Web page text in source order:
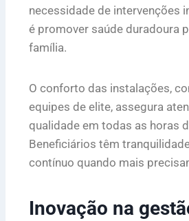
necessidade de intervenções
é promover saúde duradoura
família.
O conforto das instalações,
equipes de elite, assegura
qualidade em todas as horas
Beneficiários têm
contínuo quando mais
Inovação na